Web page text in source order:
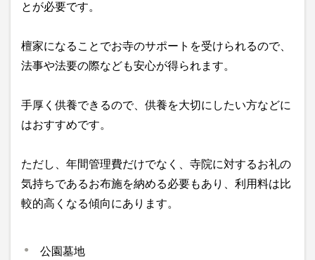
とが必要です。
檀家になることでお寺のサポートを受けられるので、
法事や法要の際なども安心が得られます。
手厚く供養できるので、供養を大切にしたい方などに
はおすすめです。
ただし、年間管理費だけでなく、寺院に対するお礼の
気持ちであるお布施を納める必要もあり、利用料は比
較的高くなる傾向にあります。
公園墓地